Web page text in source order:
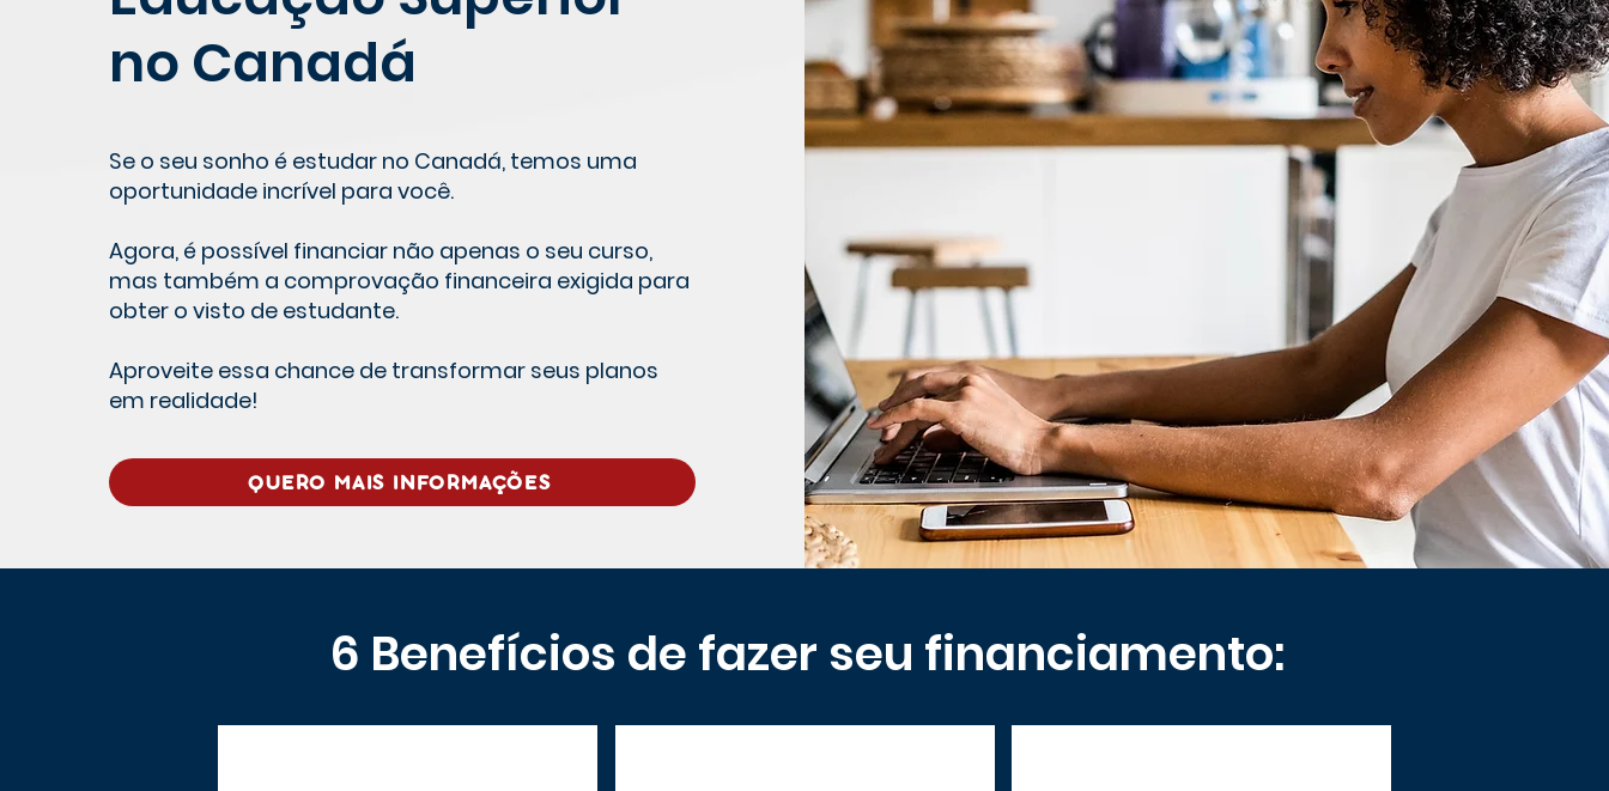
no Canadá
Se o seu sonho é estudar no Canadá, temos uma
oportunidade incrível para você.
Agora, é possível financiar não apenas o seu curso,
mas também a comprovação financeira exigida para
obter o visto de estudante.
Aproveite essa chance de transformar seus planos
em realidade!
QUERO MAIS INFORMAÇÕES
6 Benefícios de fazer seu financiamento: